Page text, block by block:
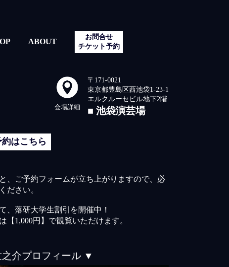
ABOUT
お問合せ
チケット予約
会場詳細
〒171-0021
東京都豊島区西池袋1-23-1
エルクルーセビル地下2階
池袋演芸場
約はこちら
、ご予約フォームが立ち上がりますので、必
ださい。
、落研大学生割引を開催中！
【1,000円】で観覧いただけます。
介プロフィール ▼